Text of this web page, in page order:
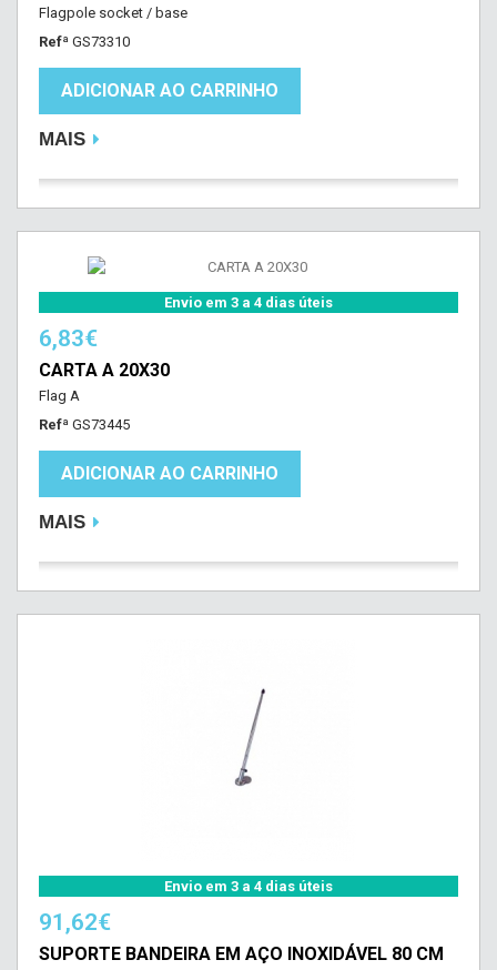
Flagpole socket / base
Refª GS73310
ADICIONAR AO CARRINHO
MAIS
Envio em 3 a 4 dias úteis
6,83€
CARTA A 20X30
Flag A
Refª GS73445
ADICIONAR AO CARRINHO
MAIS
Envio em 3 a 4 dias úteis
91,62€
SUPORTE BANDEIRA EM AÇO INOXIDÁVEL 80 CM